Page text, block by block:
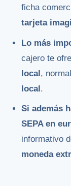
ficha
tarjeta
Lo más
cajero te
local,
local.
Si además
SEPA en
informativo
moneda